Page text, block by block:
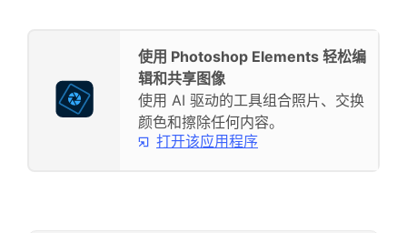
使用 Photoshop Elements 轻松编
辑和共享图像
使用 AI 驱动的工具组合照片、交换
颜色和擦除任何内容。
打开该应用程序